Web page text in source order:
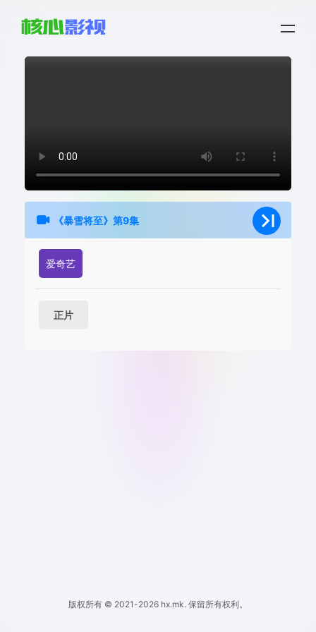
《暴雪将至》第9集
爱奇艺
正片
版权所有 © 2021-2026 hx.mk. 保留所有权利。